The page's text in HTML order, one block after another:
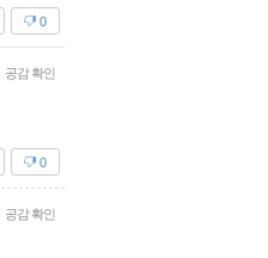
0
공감 확인
0
공감 확인